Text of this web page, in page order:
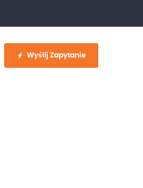
530 886 214
Wyślij Zapytanie